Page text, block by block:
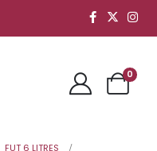
0
FUT 6 LITRES